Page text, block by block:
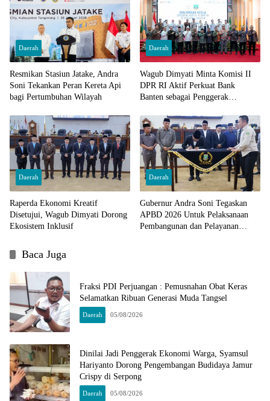
Daerah
Resmikan Stasiun Jatake, Andra
Soni Tekankan Peran Kereta Api
bagi Pertumbuhan Wilayah
Daerah
Wagub Dimyati Minta Komisi II
DPR RI Aktif Perkuat Bank
Banten sebagai Penggerak
Daerah
Raperda Ekonomi Kreatif
Disetujui, Wagub Dimyati Dorong
Ekosistem Inklusif
Daerah
Gubernur Andra Soni Tegaskan
APBD 2026 Untuk Pelaksanaan
Pembangunan dan Pelayanan
Baca Juga
Fraksi PDI Perjuangan : Pemusnahan Obat Keras
Selamatkan Ribuan Generasi Muda Tangsel
Daerah 05/08/2026
Dinilai Jadi Penggerak Ekonomi Warga, Syamsul
Hariyanto Dorong Pengembangan Budidaya Jamur
Crispy di Serpong
Daerah 05/08/2026